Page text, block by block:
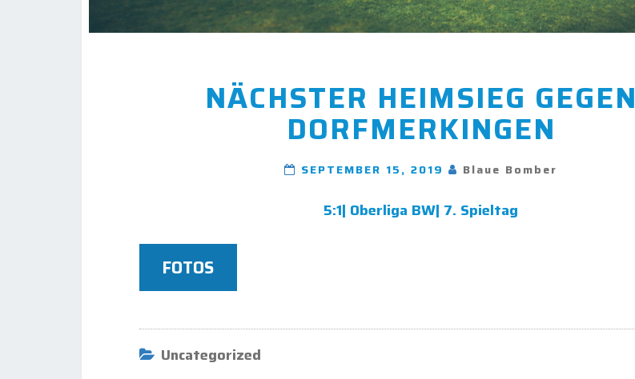
HEIMSIEG
GEGEN
DORFMERKINGEN
NÄCHSTER HEIMSIEG GEGEN
DORFMERKINGEN
SEPTEMBER 15, 2019 Blaue Bomber
5:1| Oberliga BW| 7. Spieltag
FOTOS
Uncategorized